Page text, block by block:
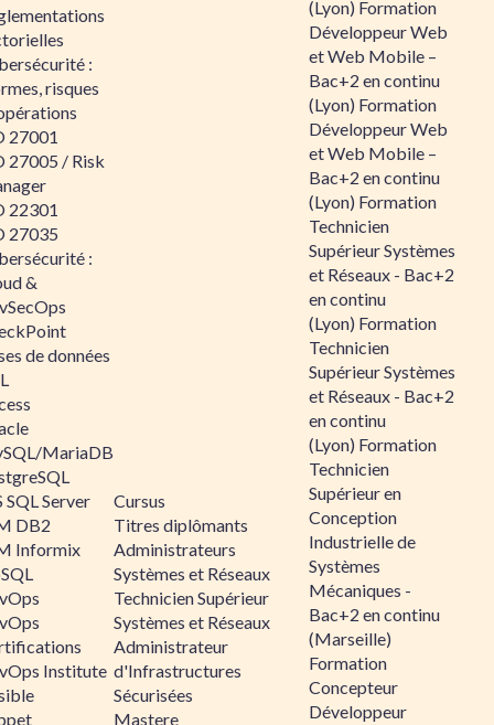
:
risques
27001
27005 / Risk
22301
27035
:
&
de données
MariaDB
SQL Server
DB2
Informix
Institute
Cursus
Titres diplômants
Administrateurs
Systèmes et Réseaux
Technicien Supérieur
Systèmes et Réseaux
Administrateur
d'Infrastructures
Sécurisées
Mastere
(Lyon) Formation
Développeur Web
et Web Mobile –
Bac+2 en continu
(Lyon) Formation
Développeur Web
et Web Mobile –
Bac+2 en continu
(Lyon) Formation
Technicien
Supérieur Systèmes
et Réseaux - Bac+2
en continu
(Lyon) Formation
Technicien
Supérieur Systèmes
et Réseaux - Bac+2
en continu
(Lyon) Formation
Technicien
Supérieur en
Conception
Industrielle de
Systèmes
Mécaniques -
Bac+2 en continu
(Marseille)
Formation
Concepteur
Développeur